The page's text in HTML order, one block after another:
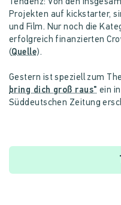
Tendenz: Von den
Projekten auf kickstarter,
und Film. Nur noch die
erfolgreich finanzierten
(Quelle).
Gestern ist speziell zum
bring dich groß raus" ein
Süddeutschen Zeitung